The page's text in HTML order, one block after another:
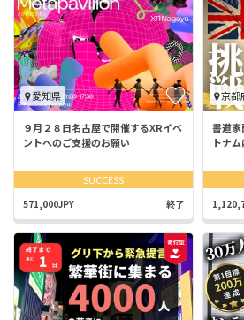
愛知県
９月２８日名古屋で開催するXRイベ
ントへのご支援のお願い
SUCCESS
571,000JPY 終了
京都
書道
トナ